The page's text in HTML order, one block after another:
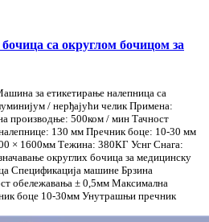
са округлом бочицом за
за етикетирање налепница са
/ нерђајући челик Примена:
производње: 500ком / мин Тачност
130 мм Пречник боце: 10-30 мм
× 1600мм Тежина: 380КГ Уснг Снага:
округлих бочица за медицинску
Спецификација машине Брзина
обележавања ± 0,5мм Максимална
боце 10-30мм Унутрашњи пречник